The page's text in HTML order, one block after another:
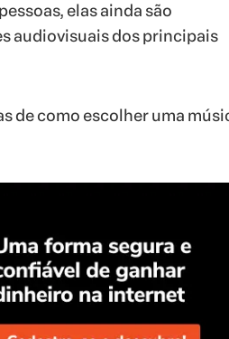
elas ainda são
audiovisuais dos principais
de como escolher uma